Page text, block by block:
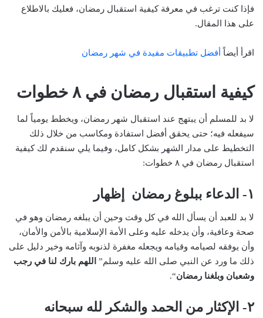
فإذا كنت ترغب في معرفة كيفية استقبال رمضان، فعليك بالاطلاع
على هذا المقال.
اقرأ أيضاً أفضل تطبيقات مفيدة في شهر رمضان
كيفية استقبال رمضان في ٨ خطوات
لا بد للمسلم أن يبتهج عند استقبال شهر رمضان، ويخطط يومياً لما
سيفعله فيه؛ حتى يحقق أفضل استفادة ومكاسب من خلال ذلك
التخطيط على مدار الشهر بشكل كامل، وفيما يلي سنقدم لك كيفية
استقبال رمضان في ٨ خطوات:
١- الدعاء ببلوغ رمضان إظهار
لا بد للعبد أن يسأل الله في كل وقت وحين أن يبلغه رمضان وهو في
صحة وعافية، وأن يدخله عليه وعلى الأمة الإسلامية بالأمن والأمان،
وأن يوفقه لصيامه وقيامه ويجعله مغفرة لذنوبه وآثامه وخير دليل على
ذلك ما ورد عن النبي صلى الله عليه وسلم” اللهم بارك لنا في رجب
وشعبان وبلغنا رمضان“.
٢- الإكثار من الحمد والشكر لله سبحانه